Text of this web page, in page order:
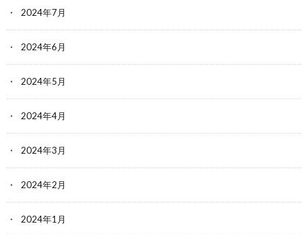
2024年7月
2024年6月
2024年5月
2024年4月
2024年3月
2024年2月
2024年1月